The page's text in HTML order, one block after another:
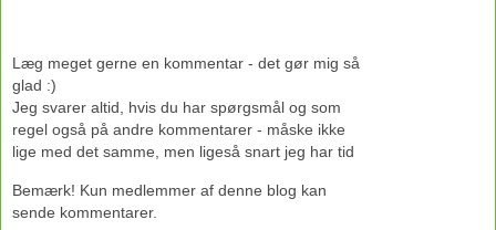
Læg meget gerne en kommentar - det gør mig så
glad :)
Jeg svarer altid, hvis du har spørgsmål og som
regel også på andre kommentarer - måske ikke
lige med det samme, men ligeså snart jeg har tid
Bemærk! Kun medlemmer af denne blog kan
sende kommentarer.